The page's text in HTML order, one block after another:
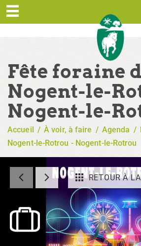
Fête foraine
Nogent-le-
Nogent-le-
Accueil / À voir, à faire / Agenda /
Nogent-le-Rotrou - Nogent-le-Rotrou
RETOUR À